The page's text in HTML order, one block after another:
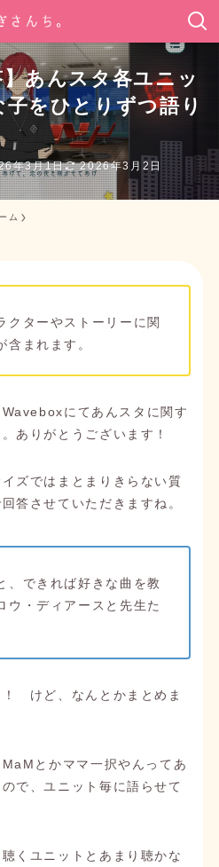
あんスタ各ユニッ
をひとりずつ語り
年3月1日 2026年3月2日
ム
クターやストーリーに関
含まれます。
にてあんスタに関す
ありがとうございます！
ズではまとまりきらない質
答させていただきますね。
、できれば好きな曲を教
ウ・ディアースと先生た
けど、なんとかまとめま
とかママ一択やんってあ
で、ユニット毎に語らせて
くユニットとあまり聴かな